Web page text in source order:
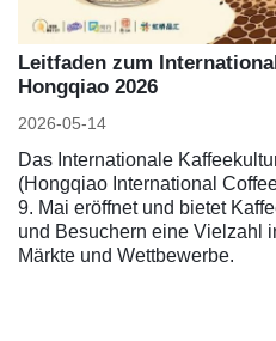
Leitfaden zum
Hongqiao 2026
2026-05-14
Das Internationale
(Hongqiao International
9. Mai eröffnet und bietet
und Besuchern eine Vielzahl
Märkte und Wettbewerbe.